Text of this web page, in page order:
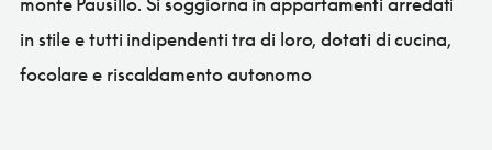
in stile e tutti indipendenti tra di loro, dotati di cucina,
focolare e riscaldamento autonomo